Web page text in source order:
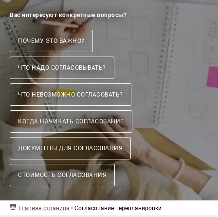
Вас интересуют конкретные вопросы?
ПОЧЕМУ ЭТО ВАЖНО?
ЧТО НАДО СОГЛАСОВЫВАТЬ?
ЧТО НЕВОЗМОЖНО СОГЛАСОВАТЬ?
КОГДА НАЧИНАТЬ СОГЛАСОВАНИЕ
ДОКУМЕНТЫ ДЛЯ СОГЛАСОВАНИЯ
СТОИМОСТЬ СОГЛАСОВАНИЯ
Главная страница Согласование перепланировки